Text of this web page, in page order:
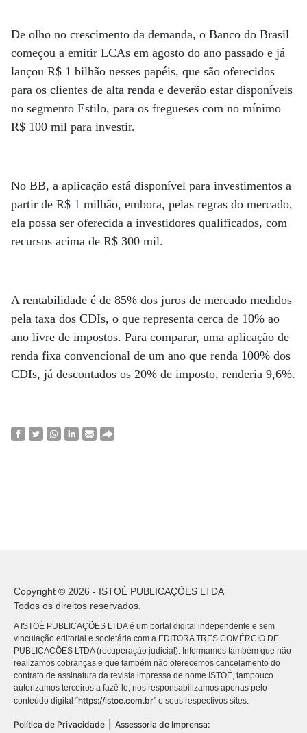
De olho no crescimento da demanda, o Banco do Brasil
começou a emitir LCAs em agosto do ano passado e já
lançou R$ 1 bilhão nesses papéis, que são oferecidos
para os clientes de alta renda e deverão estar disponíveis
no segmento Estilo, para os fregueses com no mínimo
R$ 100 mil para investir.
No BB, a aplicação está disponível para investimentos a
partir de R$ 1 milhão, embora, pelas regras do mercado,
ela possa ser oferecida a investidores qualificados, com
recursos acima de R$ 300 mil.
A rentabilidade é de 85% dos juros de mercado medidos
pela taxa dos CDIs, o que representa cerca de 10% ao
ano livre de impostos. Para comparar, uma aplicação de
renda fixa convencional de um ano que renda 100% dos
CDIs, já descontados os 20% de imposto, renderia 9,6%.
Copyright © 2026 - ISTOÉ PUBLICAÇÕES LTDA
Todos os direitos reservados.
A ISTOÉ PUBLICAÇÕES LTDA é um portal digital independente e sem
vinculação editorial e societária com a EDITORA TRES COMÉRCIO DE
PUBLICACÕES LTDA (recuperação judicial). Informamos também que não
realizamos cobranças e que também não oferecemos cancelamento do
contrato de assinatura da revista impressa de nome ISTOÉ, tampouco
autorizamos terceiros a fazê-lo, nos responsabilizamos apenas pelo
conteúdo digital “https://istoe.com.br” e seus respectivos sites.
Política de Privacidade | Assessoria de Imprensa: